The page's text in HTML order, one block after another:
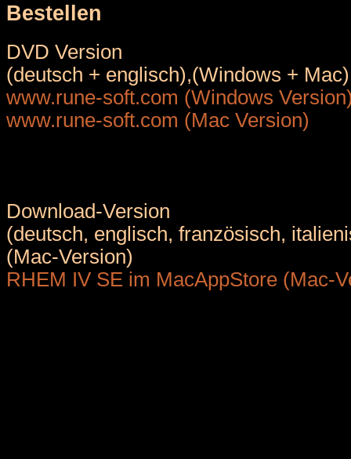
Bestellen
DVD Version
(deutsch + englisch),(Windows + Mac)
www.rune-soft.com (Windows
www.rune-soft.com (Mac Version)
Download-Version
(deutsch, englisch, französisch,
(Mac-Version)
RHEM IV SE im MacAppStore (Mac-